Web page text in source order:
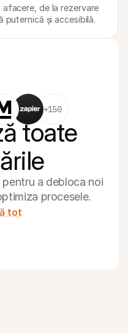
de la rezervare
și accesibilă.
+150
toate
a debloca noi
procesele.
tot